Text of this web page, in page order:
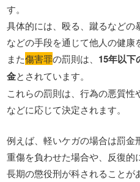
す。
具体的には、殴る、蹴るなどの
などの手段を通じて他人の健康
また傷害罪の罰則は、 15年以下
金とされています。
これらの罰則は、行為の悪質
などに応じて決定されます。
例えば、軽いケガの場合は罰金
重傷を負わせた場合や、反復的
長期の懲役刑が科されることが